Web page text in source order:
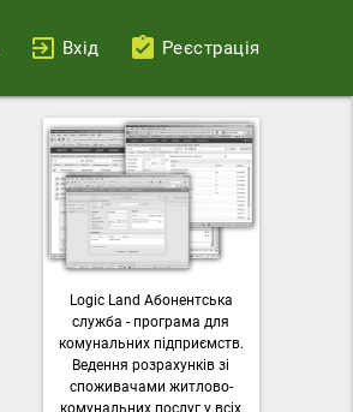
Вхід Реєстрація
Ваш
можливості
лічильників,
комунальні
завантажувати
Logic Land Абонентська
служба - програма для
комунальних підприємств.
Ведення розрахунків зі
споживачами житлово-
комунальних послуг у всіх